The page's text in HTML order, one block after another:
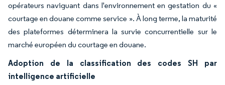
opérateurs naviguant dans l'environnement en gestation du «
courtage en douane comme service ». À long terme, la maturité
des plateformes déterminera la survie concurrentielle sur le
marché européen du courtage en douane.
Adoption de la classification des codes SH par
intelligence artificielle